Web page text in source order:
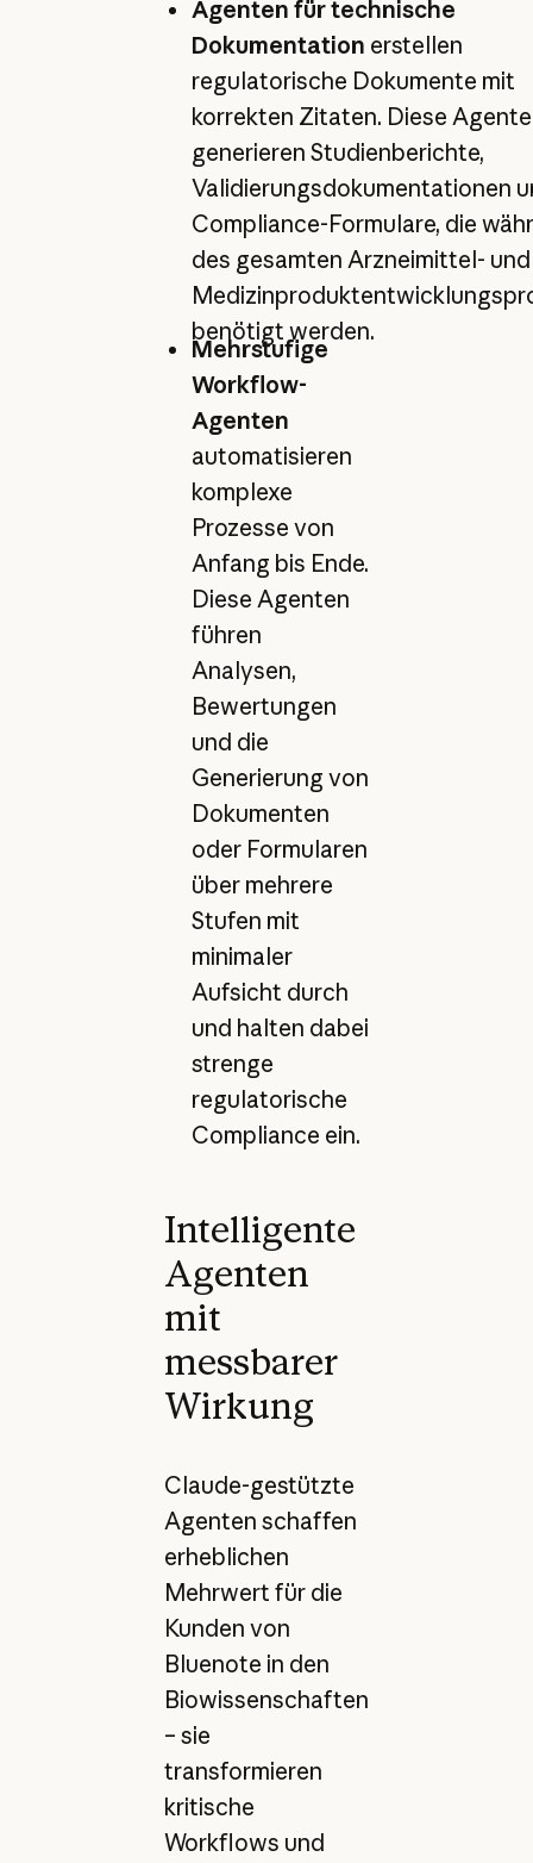
Agenten für technische
Dokumentation erstellen
regulatorische Dokumente mit
korrekten Zitaten. Diese
generieren Studienberichte,
Validierungsdokumentationen
Compliance-Formulare, die
des gesamten Arzneimittel- und
benötigt werden.
Mehrstufige
Workflow-
Agenten
automatisieren
komplexe
Prozesse von
Anfang bis Ende.
Diese Agenten
führen
Analysen,
Bewertungen
und die
Generierung von
Dokumenten
oder Formularen
über mehrere
Stufen mit
minimaler
Aufsicht durch
und halten dabei
strenge
regulatorische
Compliance ein.
Intelligente
Agenten
mit
messbarer
Wirkung
Claude-gestützte
Agenten schaffen
erheblichen
Mehrwert für die
Kunden von
Bluenote in den
Biowissenschaften
– sie
transformieren
kritische
Workflows und